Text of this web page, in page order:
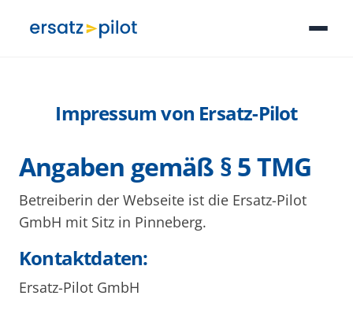
Impressum von Ersatz-Pilot
Angaben gemäß § 5 TMG
Betreiberin der Webseite ist die Ersatz-Pilot
GmbH mit Sitz in Pinneberg.
Kontaktdaten:
Ersatz-Pilot GmbH